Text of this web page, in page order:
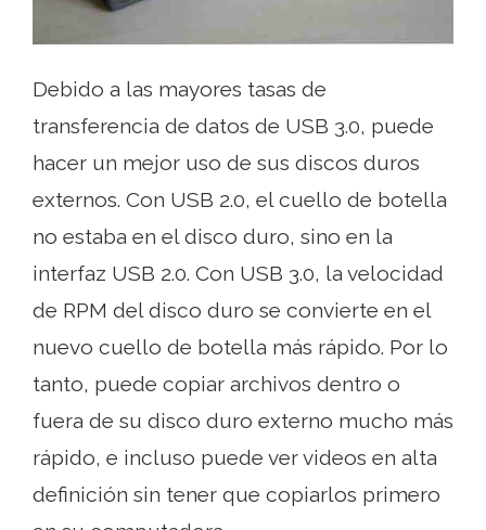
Debido a las mayores tasas de
transferencia de datos de USB 3.0, puede
hacer un mejor uso de sus discos duros
externos. Con USB 2.0, el cuello de botella
no estaba en el disco duro, sino en la
interfaz USB 2.0. Con USB 3.0, la velocidad
de RPM del disco duro se convierte en el
nuevo cuello de botella más rápido. Por lo
tanto, puede copiar archivos dentro o
fuera de su disco duro externo mucho más
rápido, e incluso puede ver videos en alta
definición sin tener que copiarlos primero